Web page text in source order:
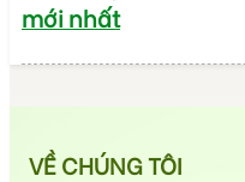
mới nhất
VỀ CHÚNG TÔI